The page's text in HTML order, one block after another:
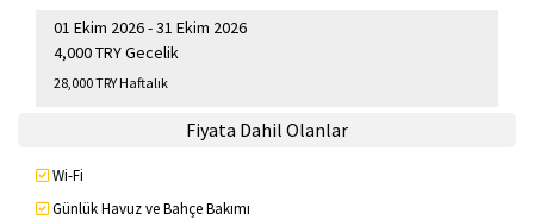
01 Ekim 2026 - 31 Ekim 2026
4,000 TRY Gecelik
28,000 TRY Haftalık
Fiyata Dahil Olanlar
Wi-Fi
Günlük Havuz ve Bahçe Bakımı